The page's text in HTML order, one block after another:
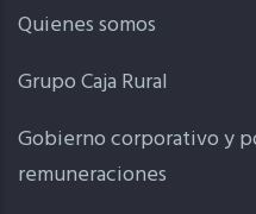
Quienes somos
Grupo Caja Rural
Gobierno corporativo y
remuneraciones